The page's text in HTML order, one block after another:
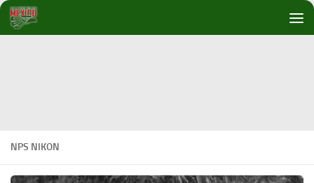
Debajo del contenido
NPS NIKON